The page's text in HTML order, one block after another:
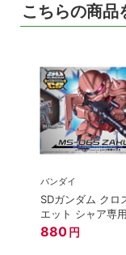
こちらの商品
バンダイ
SDガンダム クロ
エット シャア専
880 円